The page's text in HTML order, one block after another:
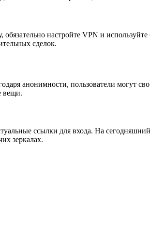
настройте VPN и
сделок.
анонимности, пользователи могут
вещи.
ссылки для входа. На сегодняшний
зеркалах.